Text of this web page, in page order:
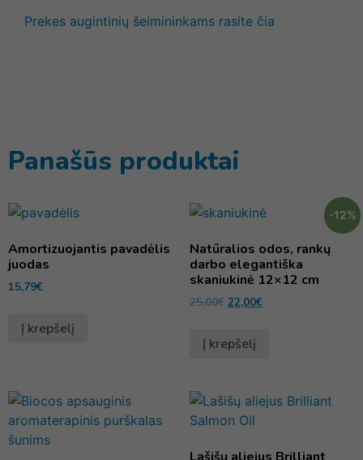
Prekes augintinių šeimininkams rasite čia
Panašūs produktai
Amortizuojantis pavadėlis
juodas
15,79€
Į krepšelį
-12%
Natūralios odos, rankų
darbo elegantiška
skaniukinė 12×12 cm
25,00€ 22,00€
Į krepšelį